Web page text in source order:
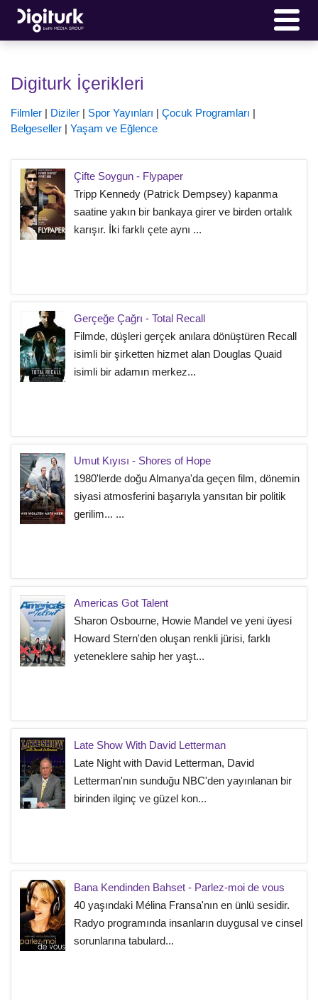
Digiturk İçerikleri
Filmler | Diziler | Spor Yayınları | Çocuk Programları |
Belgeseller | Yaşam ve Eğlence
Çifte Soygun - Flypaper
Tripp Kennedy (Patrick Dempsey) kapanma
saatine yakın bir bankaya girer ve birden ortalık
karışır. İki farklı çete aynı ...
Gerçeğe Çağrı - Total Recall
Filmde, düşleri gerçek anılara dönüştüren Recall
isimli bir şirketten hizmet alan Douglas Quaid
isimli bir adamın merkez...
Umut Kıyısı - Shores of Hope
1980'lerde doğu Almanya'da geçen film, dönemin
siyasi atmosferini başarıyla yansıtan bir politik
gerilim... ...
Americas Got Talent
Sharon Osbourne, Howie Mandel ve yeni üyesi
Howard Stern'den oluşan renkli jürisi, farklı
yeteneklere sahip her yaşt...
Late Show With David Letterman
Late Night with David Letterman, David
Letterman'nın sunduğu NBC'den yayınlanan bir
birinden ilginç ve güzel kon...
Bana Kendinden Bahset - Parlez-moi de vous
40 yaşındaki Mélina Fransa'nın en ünlü sesidir.
Radyo programında insanların duygusal ve cinsel
sorunlarına tabulard...